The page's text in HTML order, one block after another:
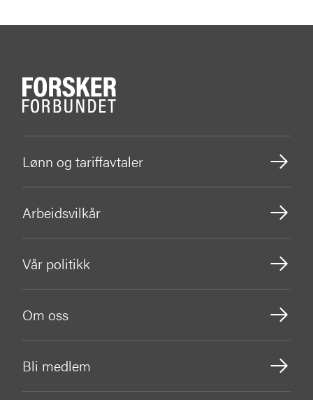
Lønn og tariffavtaler
Arbeidsvilkår
Vår politikk
Om oss
Bli medlem